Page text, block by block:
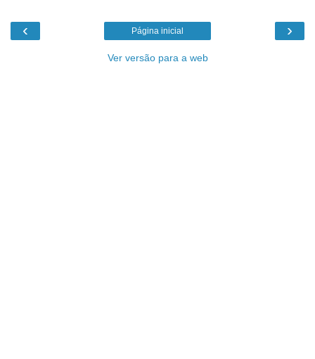
‹ ›
Página inicial
Ver versão para a web